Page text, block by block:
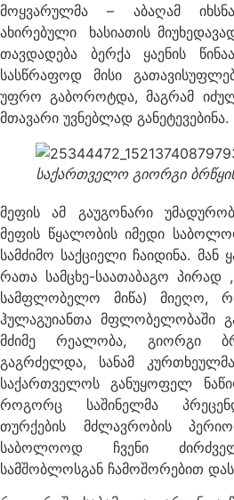
მოყვარულმა – აბაღამ
ახირებული ხასიათის
თავდადება ბერქა ყაენის
სასწრაფოდ მისი
უფრო გაბოროტდა, მაგრამ
მთავარი უვნებლად განეტევებინა.
საქართველო გიორგი
მეფის ამ გაუგონარი
მეფის წყალობის იმედი
სამძიმო საქციელი ჩაიდინა. მან
რათა სამცხე-საათაბაგო პირად
სამფლობელო მიწა) მიეღო,
ჰულაგუიანთა მფლობელობაში
მძიმე რეალობა, გიორგი
გაგრძელდა, სანამ
საქართველოს განუყოფელ
როგორც საშინელმა
თურქების მძლავრობის
საბოლოოდ ჩვენი
სამშობლოსგან ჩამოშორებით